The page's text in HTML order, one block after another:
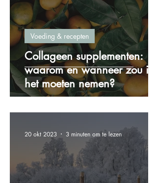
Collageen supplementen:
waarom en wanneer zou ik
het moeten nemen?
Voeding & recepten
20 okt 2023 3 minuten om te lezen